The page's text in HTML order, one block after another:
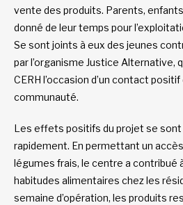
vente des produits. Parents,
donné de leur temps pour
Se sont joints à eux des jeunes
par l’organisme Justice Alternative,
CERH l’occasion d’un contact
communauté.
Les effets positifs du projet se
rapidement. En permettant un
légumes frais, le centre a contribué
habitudes alimentaires chez les
semaine d’opération, les produits